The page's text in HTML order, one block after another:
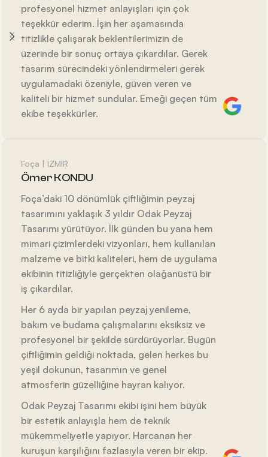
profesyonel hizmet anlayışları için çok
teşekkür ederim. İşin her aşamasında
titizlikle çalışarak beklentilerimizin de
üzerinde bir sonuç ortaya çıkardılar. Gerek
tasarım sürecindeki yönlendirmeleri gerek
uygulamadaki özeniyle, güven veren ve
kaliteli bir hizmet sundular. Emeği geçen tüm
ekibe teşekkürler.
Foça | İZMİR
Ömer KONDU
Foça’daki 10 dönümlük çiftliğimin peyzaj
tasarımını yaklaşık 3 yıldır Odak Peyzaj
Tasarımı yürütüyor. İlk günden bu yana hem
mimari çizimlerdeki vizyonları, hem kullanılan
malzeme ve bitki kaliteleri, hem de uygulama
ekibinin titizliğiyle gerçekten olağanüstü bir
iş çıkardılar.
Her 6 ayda bir yapılan peyzaj yenileme,
bakım ve budama çalışmalarını eksiksiz ve
profesyonel bir şekilde sürdürüyorlar. Bugün
çiftliğimin geldiği noktada, gelen herkes bu
yeşil dokunun, tasarımın ve genel
atmosferin güzelliğine hayran kalıyor.
Odak Peyzaj Tasarımı ekibi işini hem büyük
bir estetik anlayışla hem de teknik
mükemmeliyetle yapıyor. Harcanan her
kuruşun karşılığını fazlasıyla veren bir ekip.